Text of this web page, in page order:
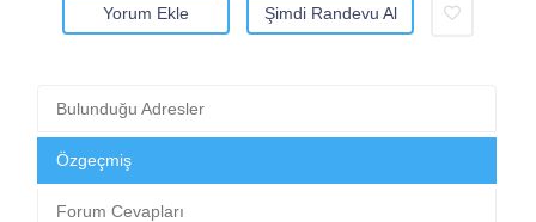
Yorum Ekle Şimdi Randevu Al
Bulunduğu Adresler
Özgeçmiş
Forum Cevapları